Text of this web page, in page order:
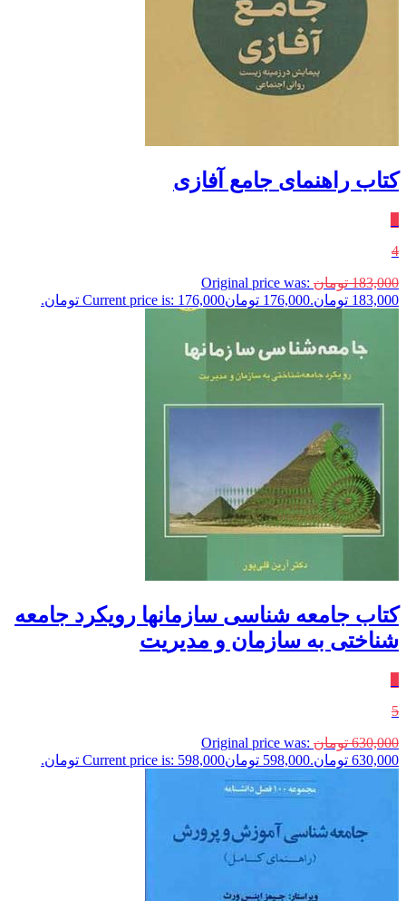
کتاب راهنمای جامع آفازی
4
183,000 تومان Original price was:
183,000 تومان.
176,000 تومانCurrent price is: 176,000 تومان.
کتاب جامعه شناسی سازمانها رویکرد جامعه
شناختی به سازمان و مدیریت
5
630,000 تومان Original price was:
630,000 تومان.
598,000 تومانCurrent price is: 598,000 تومان.